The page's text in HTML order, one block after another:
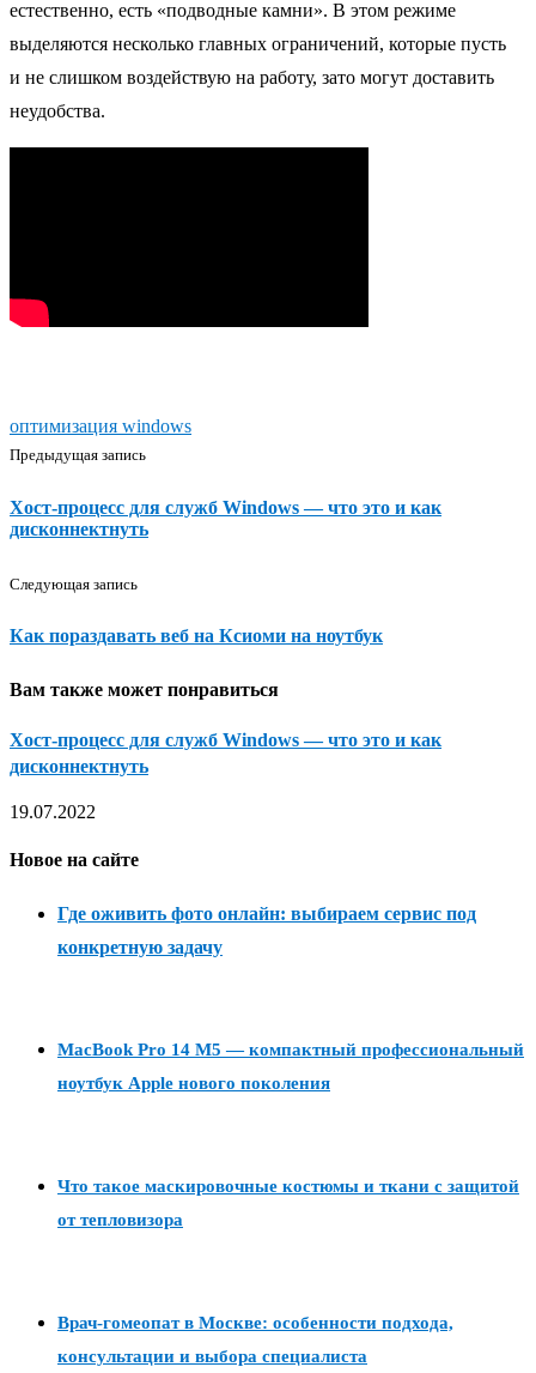
естественно, есть «подводные камни». В этом режиме
выделяются несколько главных ограничений, которые пусть
и не слишком воздействую на работу, зато могут доставить
неудобства.
оптимизация windows
Предыдущая запись
Хост-процесс для служб Windows — что это и как
дисконнектнуть
Следующая запись
Как пораздавать веб на Ксиоми на ноутбук
Вам также может понравиться
Хост-процесс для служб Windows — что это и как
дисконнектнуть
19.07.2022
Новое на сайте
Где оживить фото онлайн: выбираем сервис под
конкретную задачу
MacBook Pro 14 M5 — компактный профессиональный
ноутбук Apple нового поколения
Что такое маскировочные костюмы и ткани с защитой
от тепловизора
Врач-гомеопат в Москве: особенности подхода,
консультации и выбора специалиста